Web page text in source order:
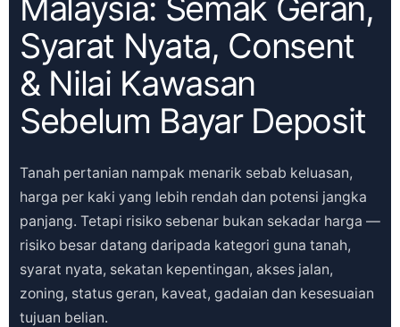
Syarat Nyata, Consent
& Nilai Kawasan
Sebelum Bayar Deposit
Tanah pertanian nampak menarik sebab keluasan,
harga per kaki yang lebih rendah dan potensi jangka
panjang. Tetapi risiko sebenar bukan sekadar harga —
risiko besar datang daripada kategori guna tanah,
syarat nyata, sekatan kepentingan, akses jalan,
zoning, status geran, kaveat, gadaian dan kesesuaian
tujuan belian.